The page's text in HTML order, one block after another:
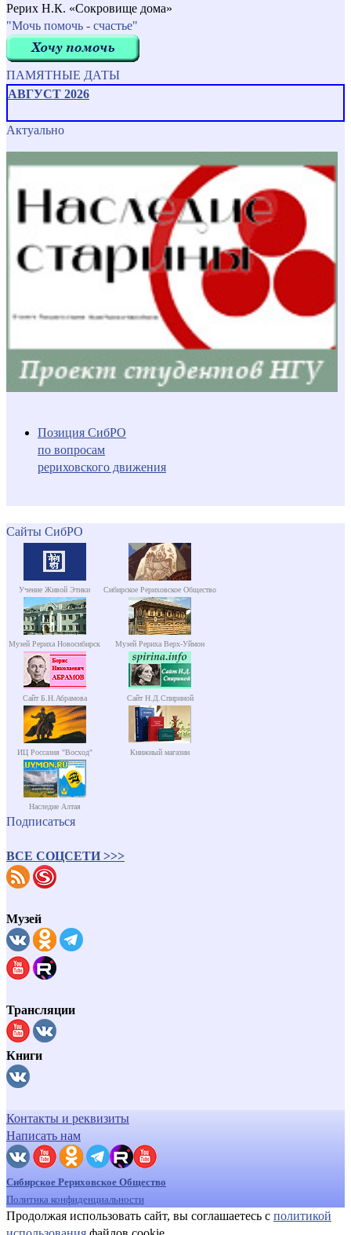
Рерих Н.К. «Сокровище дома»
"Мочь помочь - счастье"
ПАМЯТНЫЕ ДАТЫ
АВГУСТ 2026
Актуально
Позиция СибРО
по вопросам
рериховского движения
Сайты СибРО
Учение Живой Этики Сибирское Рериховское Общество
Музей Рериха Новосибирск Музей Рериха Верх-Уймон
Сайт Б.Н.Абрамова Сайт Н.Д.Спириной
ИЦ Россазия "Восход" Книжный магазин
Наследие Алтая
Подписаться
ВСЕ СОЦСЕТИ >>>
Музей
Трансляции
Книги
Контакты и реквизиты
Написать нам
Сибирское Рериховское Общество
Политика конфиденциальности
Продолжая использовать сайт, вы соглашаетесь с политикой